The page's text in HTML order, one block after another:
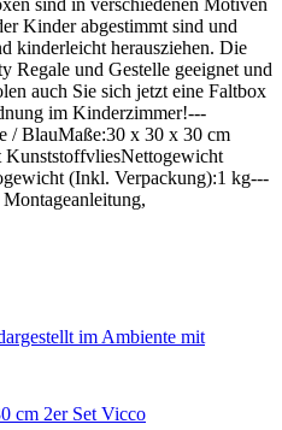
Kinder abgestimmt sind und
kinderleicht herausziehen. Die
und Gestelle geeignet und
auch Sie sich jetzt eine Faltbox
im Kinderzimmer!---
/ BlauMaße:30 x 30 x 30 cm
(Inkl. Verpackung):1 kg---
cm 2er Set Vicco